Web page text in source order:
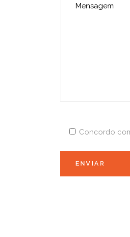
Concordo